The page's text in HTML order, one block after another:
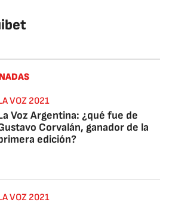
VOZ 2021
Voz Argentina: ¿qué fue de
Corvalán, ganador de la
edición?
VOZ 2021